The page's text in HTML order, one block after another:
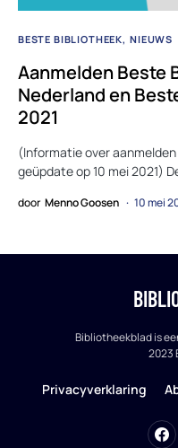
BESTE BIBLIOTHEEK NIEUWS
Aanmelden Beste
Nederland en
2021
(Informatie over
geüpdate op 10 mei 2021)
door Menno Goosen 10 mei
Bibliotheekblad is
2023
Privacyverklaring